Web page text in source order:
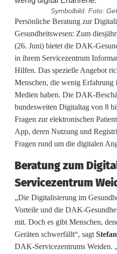
Symbolbild. Foto:
D
A
K
-
G
e
s
n
h
e
i
Persönliche Beratung zur
Gesundheitswesen: Zum
(26. Juni) bietet die DAK-
in ihrem Servicezentrum
Hilfen. Das spezielle Angebot
Menschen, die wenig
Medien haben. Die DAK-
bundesweiten Digitaltag von 8
Fragen zur elektronischen
App, deren Nutzung und
Fragen rund um die digitalen
Beratung zum
Servicezentrum
„Die Digitalisierung im
Vorteile und die DAK-
mit. Doch es gibt Menschen,
Geräten schwerfällt“, sagt
DAK-Servicezentrums Weiden.